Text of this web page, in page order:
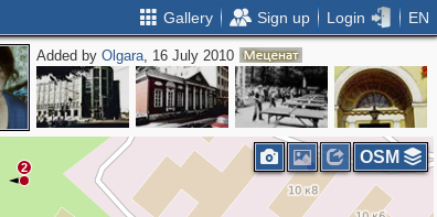
Gallery Sign up Login EN
Added byOlgara, 16 July 2010
2
OSM